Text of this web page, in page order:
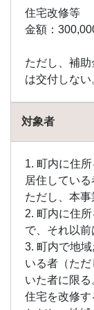
塗装
で助
成金
け取
るた
条件
3
高知
外壁
塗装
助成
金の
申請
の流
れ
4
外壁
塗装
住宅改修等
金額：
ただし、補
は交付しない
対象者
1. 町内に住
居住している
ただし、本
2. 町内に住
で、それ以
3. 町内で地
いる者（た
いた者に限
住宅を改修す